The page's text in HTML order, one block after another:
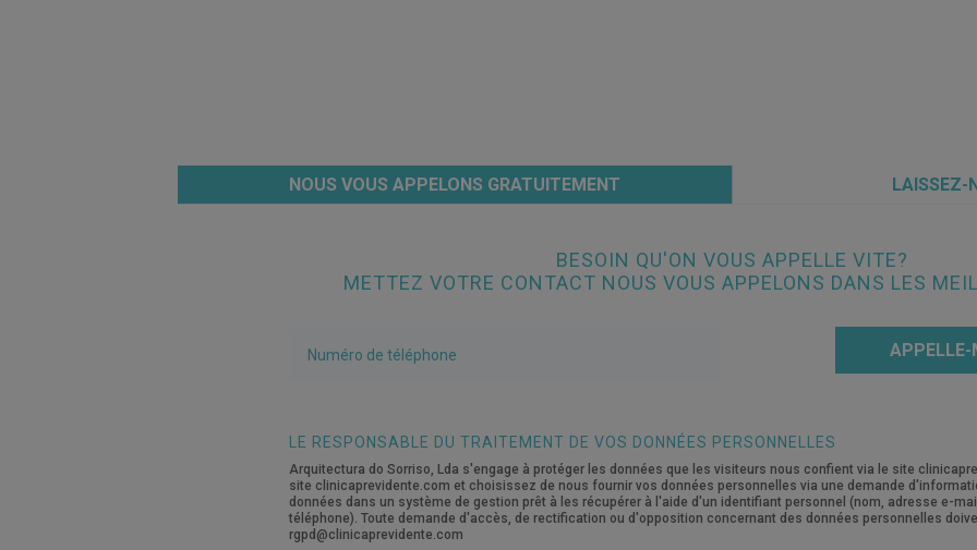
NOUS VOUS APPELONS GRATUITEMENT LAISSEZ-
BESOIN QU'ON VOUS APPELLE VITE?
METTEZ VOTRE CONTACT NOUS VOUS APPELONS DANS LES
LE RESPONSABLE DU TRAITEMENT DE VOS DONNÉES PERSONNELLES
Arquitectura do Sorriso, Lda s'engage à protéger les données que les visiteurs nous confient via le site
site clinicaprevidente.com et choisissez de nous fournir vos données personnelles via une demande
données dans un système de gestion prêt à les récupérer à l'aide d'un identifiant personnel (nom, adresse e-
téléphone). Toute demande d'accès, de rectification ou d'opposition concernant des données personnelles
rgpd@clinicaprevidente.com